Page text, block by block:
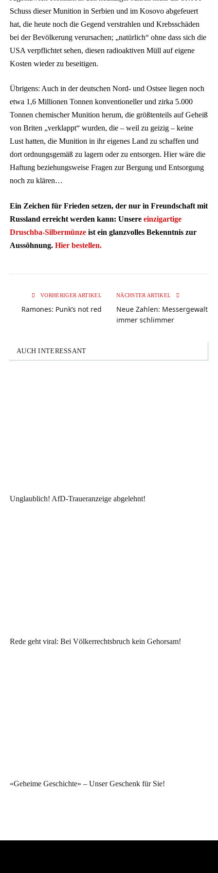
Schuss dieser Munition in Serbien und im Kosovo abgefeuert
hat, die heute noch die Gegend verstrahlen und Krebsschäden
bei der Bevölkerung verursachen; „natürlich“ ohne dass sich die
USA verpflichtet sehen, diesen radioaktiven Müll auf eigene
Kosten wieder zu beseitigen.
Übrigens: Auch in der deutschen Nord- und Ostsee liegen noch
etwa 1,6 Millionen Tonnen konventioneller und zirka 5.000
Tonnen chemischer Munition herum, die größtenteils auf Geheiß
von Briten „verklappt“ wurden, die – weil zu geizig – keine
Lust hatten, die Munition in ihr eigenes Land zu schaffen und
dort ordnungsgemäß zu lagern oder zu entsorgen. Hier wäre die
Haftung beziehungsweise Fragen zur Bergung und Entsorgung
noch zu klären…
Ein Zeichen für Frieden setzen, der nur in Freundschaft mit
Russland erreicht werden kann: Unsere einzigartige
Druschba-Silbermünze ist ein glanzvolles Bekenntnis zur
Aussöhnung. Hier bestellen.
VORHERIGER ARTIKEL
Ramones: Punk’s not red
NÄCHSTER ARTIKEL
Neue Zahlen: Messergewalt
immer schlimmer
AUCH INTERESSANT
Unglaublich! AfD-Traueranzeige abgelehnt!
Rede geht viral: Bei Völkerrechtsbruch kein Gehorsam!
«Geheime Geschichte» – Unser Geschenk für Sie!